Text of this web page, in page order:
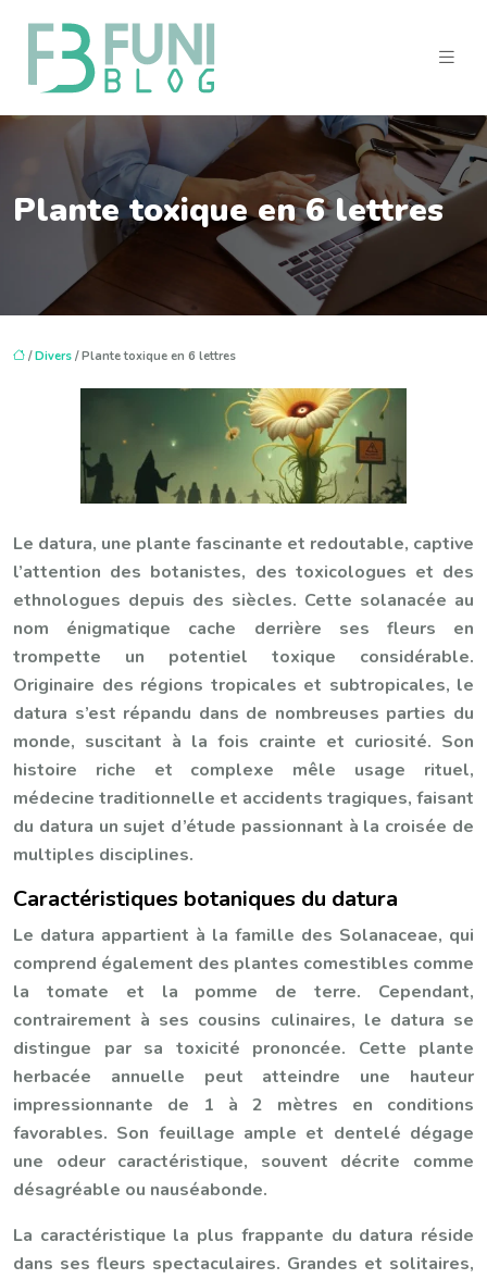
Plante toxique en 6 lettres
/Divers / Plante toxique en 6 lettres
Le datura, une plante fascinante et redoutable, captive
l’attention des botanistes, des toxicologues et des
ethnologues depuis des siècles. Cette solanacée au
nom énigmatique cache derrière ses fleurs en
trompette un potentiel toxique considérable.
Originaire des régions tropicales et subtropicales, le
datura s’est répandu dans de nombreuses parties du
monde, suscitant à la fois crainte et curiosité. Son
histoire riche et complexe mêle usage rituel,
médecine traditionnelle et accidents tragiques, faisant
du datura un sujet d’étude passionnant à la croisée de
multiples disciplines.
Caractéristiques botaniques du datura
Le datura appartient à la famille des Solanaceae, qui
comprend également des plantes comestibles comme
la tomate et la pomme de terre. Cependant,
contrairement à ses cousins culinaires, le datura se
distingue par sa toxicité prononcée. Cette plante
herbacée annuelle peut atteindre une hauteur
impressionnante de 1 à 2 mètres en conditions
favorables. Son feuillage ample et dentelé dégage
une odeur caractéristique, souvent décrite comme
désagréable ou nauséabonde.
La caractéristique la plus frappante du datura réside
dans ses fleurs spectaculaires. Grandes et solitaires,